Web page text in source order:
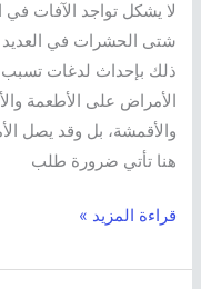
لا يشكل تواجد الآفات
شتى الحشرات في العديد
ذلك بإحداث لدغات تسبب
الأمراض على الأطعمة
والأقمشة، بل وقد يصل
هنا تأتي ضرورة طلب
قراءة المزيد »